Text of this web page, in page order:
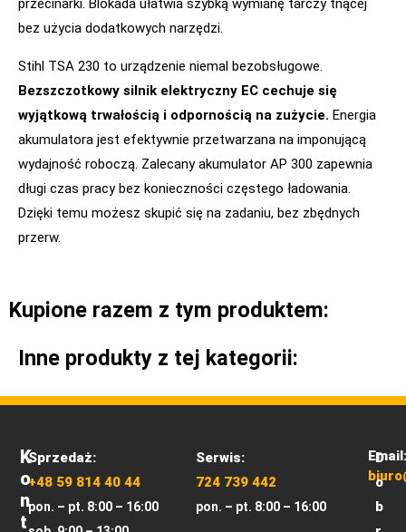
przecinarki. Blokada ułatwia szybką wymianę tarczy tnącej
bez użycia dodatkowych narzędzi.
Stihl TSA 230 to urządzenie niemal bezobsługowe.
Bezszczotkowy silnik elektryczny EC cechuje się
wyjątkową trwałością i odpornością na zużycie. Energia
akumulatora jest efektywnie przetwarzana na imponującą
wydajność roboczą. Zalecany akumulator AP 300 zapewnia
długi czas pracy bez konieczności częstego ładowania.
Dzięki temu możesz skupić się na zadaniu, bez zbędnych
przerw.
Kupione razem z tym produktem:
Inne produkty z tej kategorii:
K
O
N
T
Sprzedaż:
+48 59 814 40 44
pon. – pt. 8:00 – 16:00
Serwis:
724 739 442
pon. – pt. 8:00 – 16:00
Email:
D
o
b